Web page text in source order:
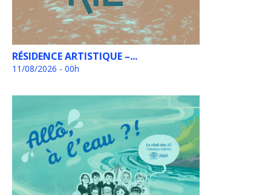
RÉSIDENCE ARTISTIQUE –...
11/08/2026 - 00h